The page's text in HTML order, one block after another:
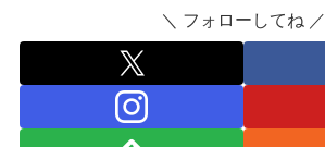
＼ フォローしてね ／